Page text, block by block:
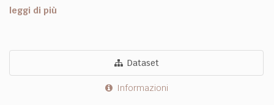
leggi di più
Dataset
Informazioni